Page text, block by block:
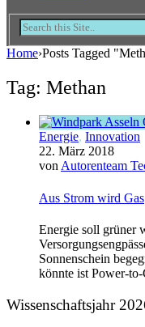
Home›Posts Tagged
Tag: Methan
Energie, Innovation
22. März 2018
von Autorenteam
Aus Strom wird Gas
Energie soll grüner
Sonnenschein
könnte ist Power-to-
Wissenschaftsjahr